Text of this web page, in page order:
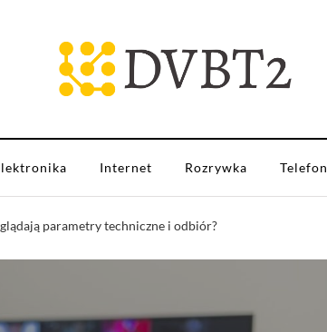
Internet Rozrywka Telefon
parametry techniczne i odbiór?